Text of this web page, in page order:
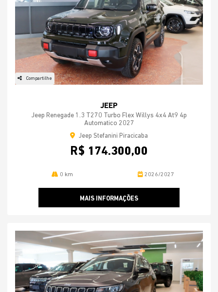
Compartilhe
JEEP
Jeep Renegade 1.3 T270 Turbo Flex Willys 4x4 At9 4p
Automatico 2027
Jeep Stefanini Piracicaba
R$ 174.300,00
0 km 2026/2027
MAIS INFORMAÇÕES